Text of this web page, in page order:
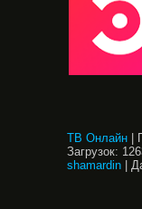
ТВ Онлайн
Загрузок:
shamardin